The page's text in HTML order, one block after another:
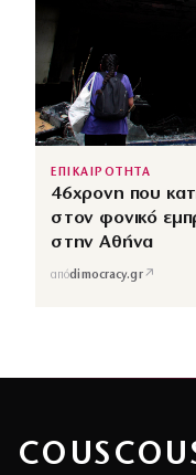
ΕΠΙΚΑΙΡΟΤΗΤΑ
46χρονη που
στον φονικό
στην Αθήνα
απόdimocracy.gr↗